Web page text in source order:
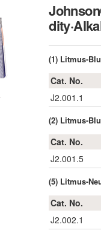
(1) Litmus-
Cat. No.
J2.001.1
(2) Litmus-
Cat. No.
J2.001.5
(5) Litmus-
Cat. No.
J2.002.1